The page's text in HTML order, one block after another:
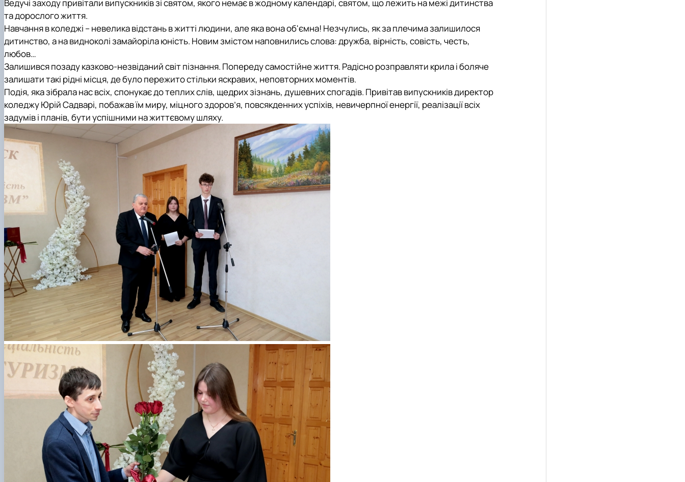
Ведучі заходу привітали випускників зі святом, якого немає в жодному календарі, святом, що лежить на межі дитинства
та дорослого життя.
Навчання в коледжі – невелика відстань в житті людини, але яка вона об'ємна! Незчулись, як за плечима залишилося
дитинство, а на видноколі замайоріла юність. Новим змістом наповнились слова: дружба, вірність, совість, честь,
любов…
Залишився позаду казково-незвіданий світ пізнання. Попереду самостійне життя. Радісно розправляти крила і боляче
залишати такі рідні місця, де було пережито стільки яскравих, неповторних моментів.
Подія, яка зібрала нас всіх, спонукає до теплих слів, щедрих зізнань, душевних спогадів. Привітав випускників директор
коледжу Юрій Садварі, побажав їм миру, міцного здоров’я, повсякденних успіхів, невичерпної енергії, реалізації всіх
задумів і планів, бути успішними на життєвому шляху.